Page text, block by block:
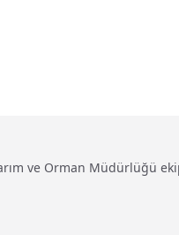
ve Orman Müdürlüğü